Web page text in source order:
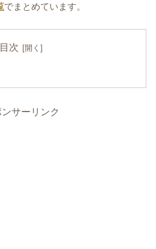
でまとめています。
目次
ンサーリンク